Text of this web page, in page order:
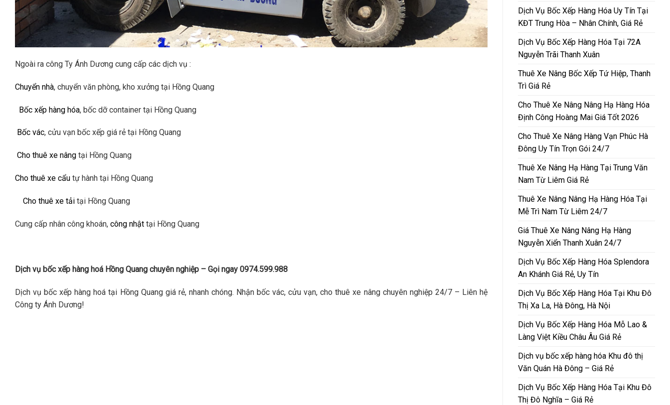
Ngoài ra công Ty Ánh Dương cung cấp các dịch vụ :
Chuyển nhà, chuyển văn phòng, kho xưởng tại Hồng Quang
Bốc xếp hàng hóa, bốc dỡ container tại Hồng Quang
Bốc vác, cửu vạn bốc xếp giá rẻ tại Hồng Quang
Cho thuê xe nâng tại Hồng Quang
Cho thuê xe cẩu tự hành tại Hồng Quang
Cho thuê xe tải tại Hồng Quang
Cung cấp nhân công khoán, công nhật tại Hồng Quang
Dịch vụ bốc xếp hàng hoá Hồng Quang chuyên nghiệp – Gọi ngay 0974.599.988
Dịch vụ bốc xếp hàng hoá tại Hồng Quang giá rẻ, nhanh chóng. Nhận bốc vác, cửu vạn, cho thuê xe nâng chuyên nghiệp 24/7 – Liên hệ
Công ty Ánh Dương!
Dịch Vụ Bốc Xếp Hàng Hóa Uy Tín Tại
KĐT Trung Hòa – Nhân Chính, Giá Rẻ
Dịch Vụ Bốc Xếp Hàng Hóa Tại 72A
Nguyễn Trãi Thanh Xuân
Thuê Xe Nâng Bốc Xếp Tứ Hiệp, Thanh
Trì Giá Rẻ
Cho Thuê Xe Nâng Nâng Hạ Hàng Hóa
Định Công Hoàng Mai Giá Tốt 2026
Cho Thuê Xe Nâng Hàng Vạn Phúc Hà
Đông Uy Tín Trọn Gói 24/7
Thuê Xe Nâng Hạ Hàng Tại Trung Văn
Nam Từ Liêm Giá Rẻ
Thuê Xe Nâng Nâng Hạ Hàng Hóa Tại
Mễ Trì Nam Từ Liêm 24/7
Giá Thuê Xe Nâng Nâng Hạ Hàng
Nguyễn Xiển Thanh Xuân 24/7
Dịch Vụ Bốc Xếp Hàng Hóa Splendora
An Khánh Giá Rẻ, Uy Tín
Dịch Vụ Bốc Xếp Hàng Hóa Tại Khu Đô
Thị Xa La, Hà Đông, Hà Nội
Dịch Vụ Bốc Xếp Hàng Hóa Mỗ Lao &
Làng Việt Kiều Châu Âu Giá Rẻ
Dịch vụ bốc xếp hàng hóa Khu đô thị
Văn Quán Hà Đông – Giá Rẻ
Dịch Vụ Bốc Xếp Hàng Hóa Tại Khu Đô
Thị Đô Nghĩa – Giá Rẻ